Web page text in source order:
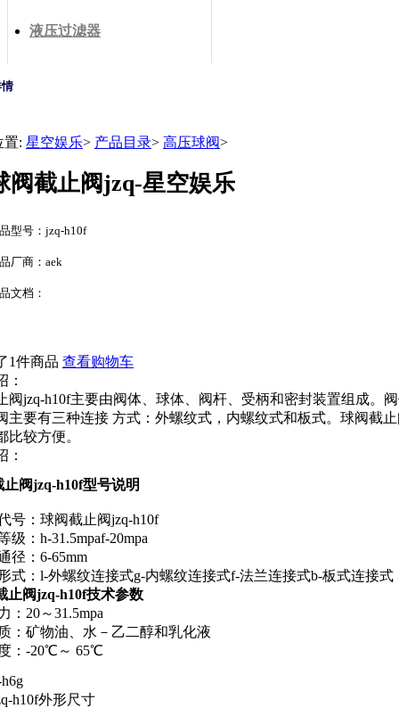
液压过滤器
置: 星空娱乐> 产品目录> 高压球阀>
阀截止阀jzq-星空娱乐
型号：jzq-h10f
厂商：aek
文档：
1件商品 查看购物车
：
阀jzq-h10f主要由阀体、球体、阀杆、受柄和密封装置组成。
主要有三种连接 方式：外螺纹式，内螺纹式和板式。球阀截
比较方便。
：
止阀jzq-h10f型号说明
号：球阀截止阀jzq-h10f
级：h-31.5mpaf-20mpa
径：6-65mm
式：l-外螺纹连接式g-内螺纹连接式f-法兰连接式b-板式连接式
止阀jzq-h10f技术参数
：20～31.5mpa
：矿物油、水－乙二醇和乳化液
：-20℃～ 65℃
h10f外形尺寸